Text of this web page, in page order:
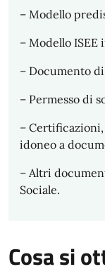
– Modello
– Modello ISEE
– Documento
– Permesso di
–
idoneo a
– Altri
Sociale.
Cosa si